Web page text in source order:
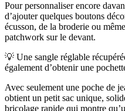
Pour personnaliser encore
d’ajouter quelques boutons
écusson, de la broderie ou
patchwork sur le devant.
💡 Une sangle réglable
également d’obtenir une
Avec seulement une poche de
obtient un petit sac unique,
bricolage rapide qui montre